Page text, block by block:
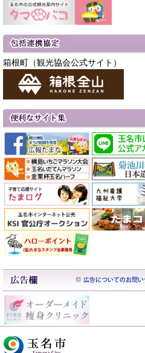
箱根町（観光協会公式サイト）